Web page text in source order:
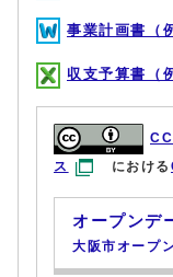
事業計画書（
収支予算書（
ス
における
オープンデ
大阪市オープ